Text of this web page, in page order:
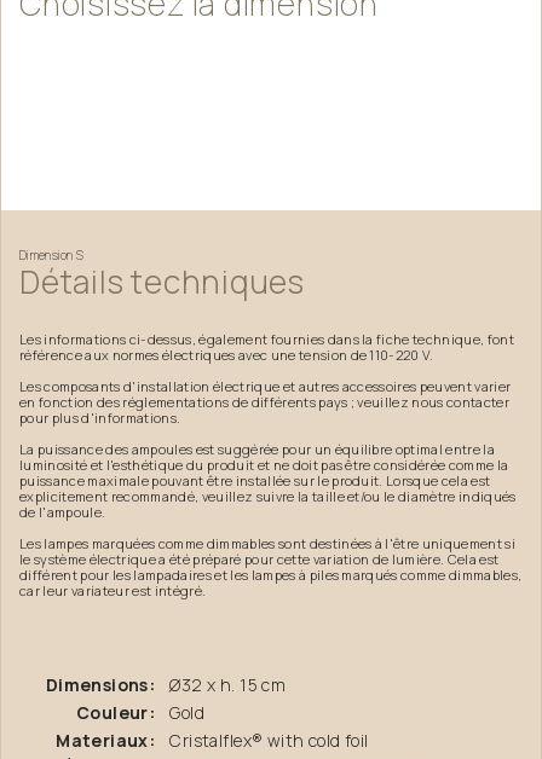
Dimension S
Détails techniques
Les informations ci-dessus, également fournies dans la fiche technique, font
référence aux normes électriques avec une tension de 110-220 V.
Les composants d'installation électrique et autres accessoires peuvent varier
en fonction des réglementations de différents pays ; veuillez nous contacter
pour plus d'informations.
La puissance des ampoules est suggérée pour un équilibre optimal entre la
luminosité et l'esthétique du produit et ne doit pas être considérée comme la
puissance maximale pouvant être installée sur le produit. Lorsque cela est
explicitement recommandé, veuillez suivre la taille et/ou le diamètre indiqués
de l'ampoule.
Les lampes marquées comme dimmables sont destinées à l'être uniquement si
le système électrique a été préparé pour cette variation de lumière. Cela est
différent pour les lampadaires et les lampes à piles marqués comme dimmables,
car leur variateur est intégré.
Dimensions:
Ø32 x h. 15 cm
Couleur:
Gold
Materiaux:
Cristalflex® with cold foil